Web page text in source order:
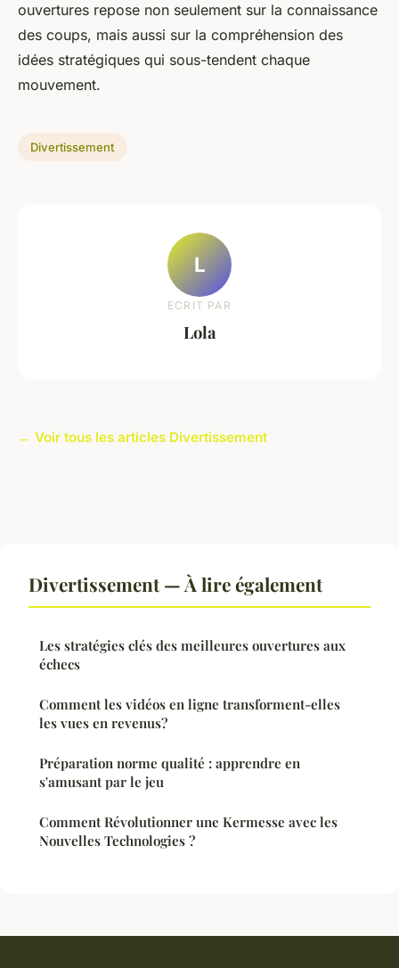
ouvertures repose non seulement sur la connaissance
des coups, mais aussi sur la compréhension des
idées stratégiques qui sous-tendent chaque
mouvement.
Divertissement
L
ECRIT PAR
Lola
← Voir tous les articles Divertissement
Divertissement — À lire également
Les stratégies clés des meilleures ouvertures aux
échecs
Comment les vidéos en ligne transforment-elles
les vues en revenus?
Préparation norme qualité : apprendre en
s'amusant par le jeu
Comment Révolutionner une Kermesse avec les
Nouvelles Technologies ?